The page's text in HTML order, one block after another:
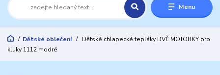
Menu
Dětské oblečení
Dětské chlapecké tepláky DVĚ MOTORKY pro
kluky 1112 modré